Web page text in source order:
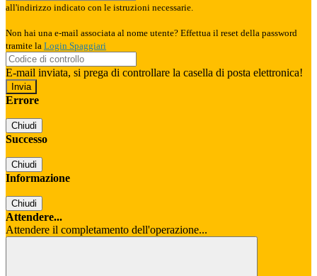
all'indirizzo indicato con le istruzioni necessarie.
Non hai una e-mail associata al nome utente? Effettua il reset della password
tramite la Login Spaggiari
E-mail inviata, si prega di controllare la casella di posta elettronica!
Errore
Chiudi
Successo
Chiudi
Informazione
Chiudi
Attendere...
Attendere il completamento dell'operazione...